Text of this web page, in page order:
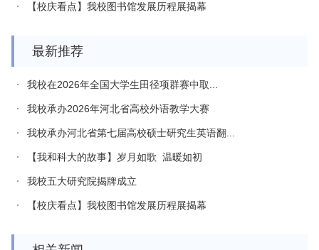
【校庆看点】我校图书馆发展历程展揭幕
最新推荐
我校在2026年全国大学生田径项群赛中取...
我校承办2026年河北省高校外语教学大赛
我校承办河北省第七届高校硕士研究生英语翻...
【我和科大的故事】岁月如歌 温暖如初
我校五大研究院揭牌成立
【校庆看点】我校图书馆发展历程展揭幕